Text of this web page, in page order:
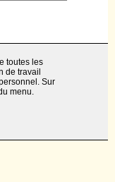
toutes les
de travail
Sur
menu.